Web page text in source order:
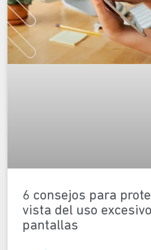
6 consejos para
vista del uso
pantallas